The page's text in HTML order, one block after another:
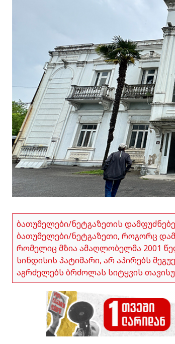
ბათუმელები/ნეტგაზეთის
ბათუმელები/ნეტგაზეთი, როგორც
რომელიც მზია ამაღლობელმა 2001
სინდისის პატიმარი, არ აპირებს
აგრძელებს ბრძოლას სიტყვის